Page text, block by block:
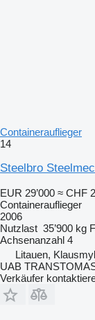
Containerauflieger
14
Steelbro
EUR 29’000 ≈ CHF
Containerauflieger
2006
Nutzlast 35’900 kg
Achsenanzahl 4
Litauen,
UAB
Verkäufer